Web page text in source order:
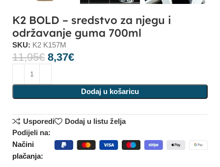
K2 BOLD – sredstvo za njegu i
održavanje guma 700ml
SKU: K2 K157M
11,95€ 8,37€
Dodaj u košaricu
Usporedi
Dodaj u listu želja
Podijeli na:
Načini
plačanja: